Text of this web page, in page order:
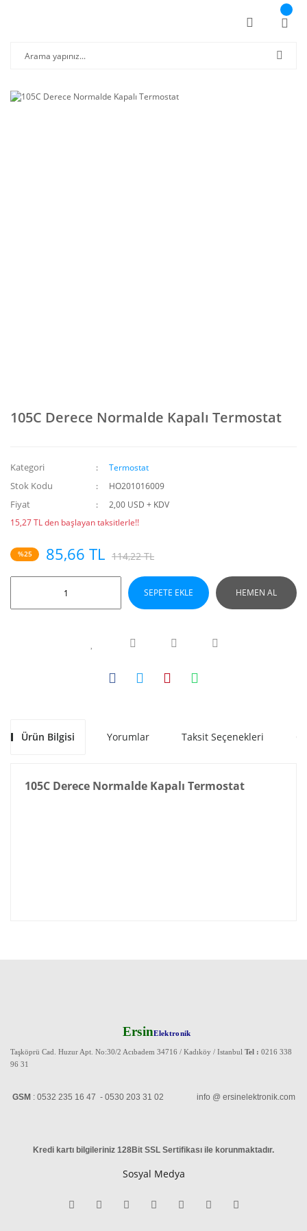
105C Derece Normalde Kapalı Termostat
Kategori Termostat
Stok Kodu HO201016009
Fiyat
2,00 USD + KDV
15,27 TL den başlayan taksitlerle!!
%25 85,66 TL 114,22 TL
SEPETE EKLE HEMEN AL
Ürün Bilgisi Yorumlar Taksit Seçenekleri
105C Derece Normalde Kapalı Termostat
ErsinElektronik
Taşköprü Cad. Huzur Apt. No:30/2 Acıbadem 34716 / Kadıköy / Istanbul Tel : 0216 338
96 31
GSM : 0532 235 16 47 - 0530 203 31 02 info @ ersinelektronik.com
Kredi kartı bilgileriniz 128Bit SSL Sertifikası ile korunmaktadır.
Sosyal Medya